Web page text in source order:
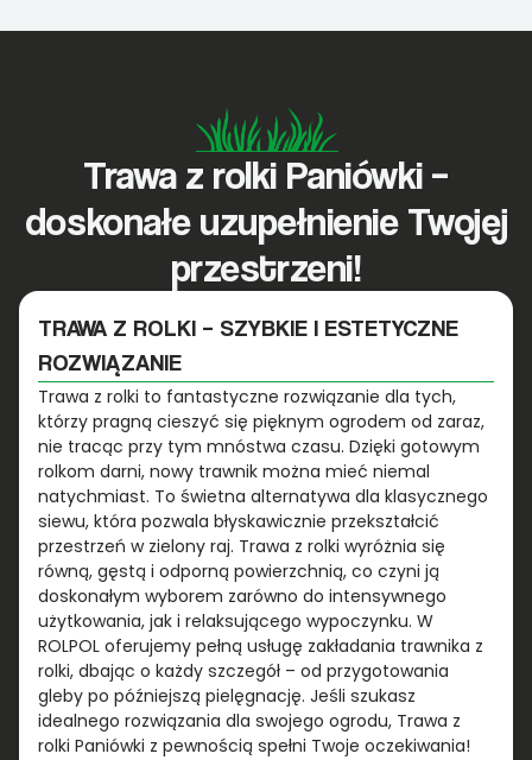
Trawa z rolki Paniówki –
doskonałe uzupełnienie Twojej
przestrzeni!
TRAWA Z ROLKI – SZYBKIE I ESTETYCZNE
ROZWIĄZANIE
Trawa z rolki to fantastyczne rozwiązanie dla tych,
którzy pragną cieszyć się pięknym ogrodem od zaraz,
nie tracąc przy tym mnóstwa czasu. Dzięki gotowym
rolkom darni, nowy trawnik można mieć niemal
natychmiast. To świetna alternatywa dla klasycznego
siewu, która pozwala błyskawicznie przekształcić
przestrzeń w zielony raj. Trawa z rolki wyróżnia się
równą, gęstą i odporną powierzchnią, co czyni ją
doskonałym wyborem zarówno do intensywnego
użytkowania, jak i relaksującego wypoczynku. W
ROLPOL oferujemy pełną usługę zakładania trawnika z
rolki, dbając o każdy szczegół – od przygotowania
gleby po późniejszą pielęgnację. Jeśli szukasz
idealnego rozwiązania dla swojego ogrodu, Trawa z
rolki Paniówki z pewnością spełni Twoje oczekiwania!